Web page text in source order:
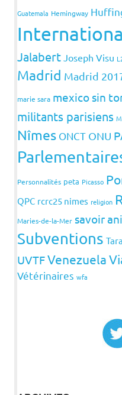
Guatemala Hemingway
Jalabert Joseph Visu
Madrid Madrid
marie sara mexico sin
militants parisiens
Nîmes ONCT ONU
Personnalités peta Picasso
QPC rcrc25 nimes religion
Maries-de-la-Mer savoir
Subventions
UVTFVenezuela
Vétérinaires wfa